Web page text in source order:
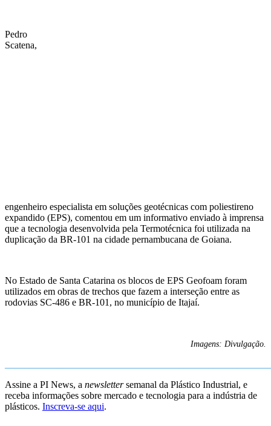
Pedro
Scatena,
engenheiro especialista em soluções geotécnicas com poliestireno
expandido (EPS), comentou em um informativo enviado à imprensa
que a tecnologia desenvolvida pela Termotécnica foi utilizada na
duplicação da BR-101 na cidade pernambucana de Goiana.
No Estado de Santa Catarina os blocos de EPS Geofoam foram
utilizados em obras de trechos que fazem a interseção entre as
rodovias SC-486 e BR-101, no município de Itajaí.
Imagens: Divulgação.
Assine a PI News, a newslettersemanal da Plástico Industrial, e
receba informações sobre mercado e tecnologia para a indústria de
plásticos. Inscreva-se aqui.